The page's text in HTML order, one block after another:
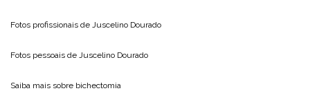
Fotos profissionais de Juscelino Dourado
Fotos pessoais de Juscelino Dourado
Saiba mais sobre bichectomia